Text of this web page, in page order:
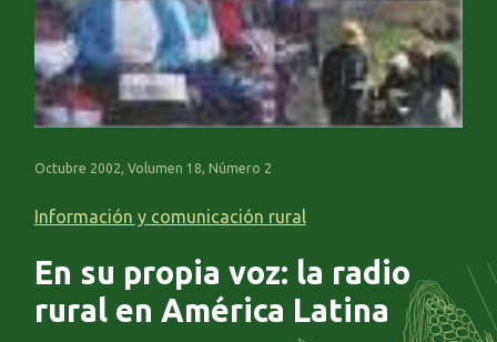
Octubre 2002, Volumen 18, Número 2
Información y comunicación rural
En su propia voz: la radio
rural en América Latina